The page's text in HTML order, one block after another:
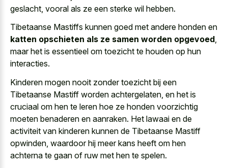
geslacht, vooral als ze een sterke wil hebben.
Tibetaanse Mastiffs kunnen goed met andere honden en
katten opschieten als ze samen worden opgevoed,
maar het is essentieel om toezicht te houden op hun
interacties.
Kinderen mogen nooit zonder toezicht bij een
Tibetaanse Mastiff worden achtergelaten, en het is
cruciaal om hen te leren hoe ze honden voorzichtig
moeten benaderen en aanraken. Het lawaai en de
activiteit van kinderen kunnen de Tibetaanse Mastiff
opwinden, waardoor hij meer kans heeft om hen
achterna te gaan of ruw met hen te spelen.